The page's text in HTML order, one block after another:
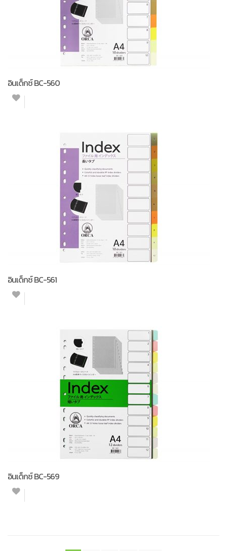
อินเด็กซ์ BC-560
อินเด็กซ์ BC-561
อินเด็กซ์ BC-569